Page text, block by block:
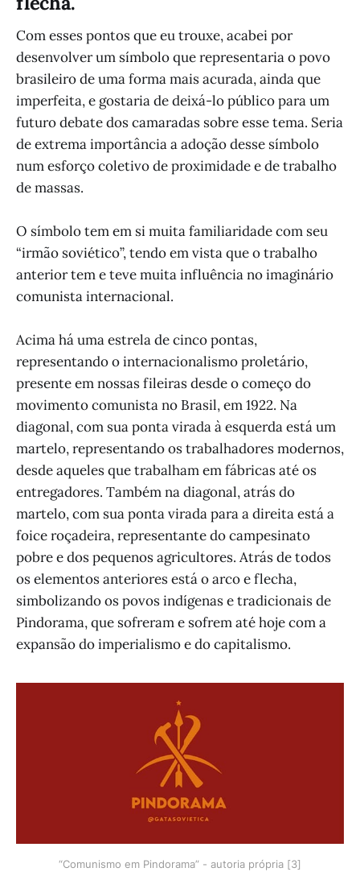
Com esses pontos que eu trouxe, acabei por
desenvolver um símbolo que representaria o povo
brasileiro de uma forma mais acurada, ainda que
imperfeita, e gostaria de deixá-lo público para um
futuro debate dos camaradas sobre esse tema. Seria
de extrema importância a adoção desse símbolo
num esforço coletivo de proximidade e de trabalho
de massas.
O símbolo tem em si muita familiaridade com seu
“irmão soviético”, tendo em vista que o trabalho
anterior tem e teve muita influência no imaginário
comunista internacional.
Acima há uma estrela de cinco pontas,
representando o internacionalismo proletário,
presente em nossas fileiras desde o começo do
movimento comunista no Brasil, em 1922. Na
diagonal, com sua ponta virada à esquerda está um
martelo, representando os trabalhadores modernos,
desde aqueles que trabalham em fábricas até os
entregadores. Também na diagonal, atrás do
martelo, com sua ponta virada para a direita está a
foice roçadeira, representante do campesinato
pobre e dos pequenos agricultores. Atrás de todos
os elementos anteriores está o arco e flecha,
simbolizando os povos indígenas e tradicionais de
Pindorama, que sofreram e sofrem até hoje com a
expansão do imperialismo e do capitalismo.
“Comunismo em Pindorama” - autoria própria [3]